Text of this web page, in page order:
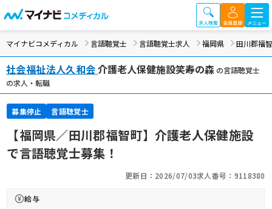
マイナビコメディカル 言語聴覚士 言語聴覚士求人 福岡県 田川郡福
社会福祉法人久和会介護老人保健施設笑寿の森 の言語聴覚士
の求人・転職
募集停止 言語聴覚士
【福岡県／田川郡福智町】介護老人保健施設
で言語聴覚士募集！
更新日：2026/07/03求人番号：9118380
給与